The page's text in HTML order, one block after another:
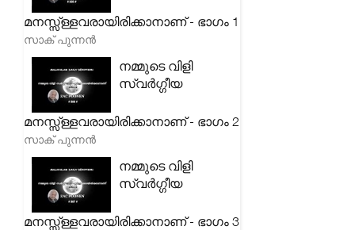
മനസ്സ്ള്ളവരായിരിക്കാനാണ് - ഭാഗം 1
സാക് പുന്നൻ
നമ്മുടെ വിളി
സ്വർഗ്ഗീയ
മനസ്സ്ള്ളവരായിരിക്കാനാണ് - ഭാഗം 2
സാക് പുന്നൻ
നമ്മുടെ വിളി
സ്വർഗ്ഗീയ
മനസ്സ്ള്ളവരായിരിക്കാനാണ് - ഭാഗം 3